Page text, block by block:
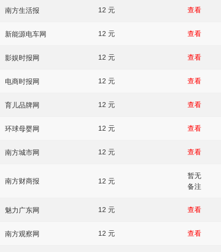
南方生活报 12 元 查看
新能源电车网 12 元 查看
影娱时报网 12 元 查看
电商时报网 12 元 查看
育儿品牌网 12 元 查看
环球母婴网 12 元 查看
南方城市网 12 元 查看
南方财商报 12 元
暂无
备注
魅力广东网 12 元 查看
南方观察网 12 元 查看